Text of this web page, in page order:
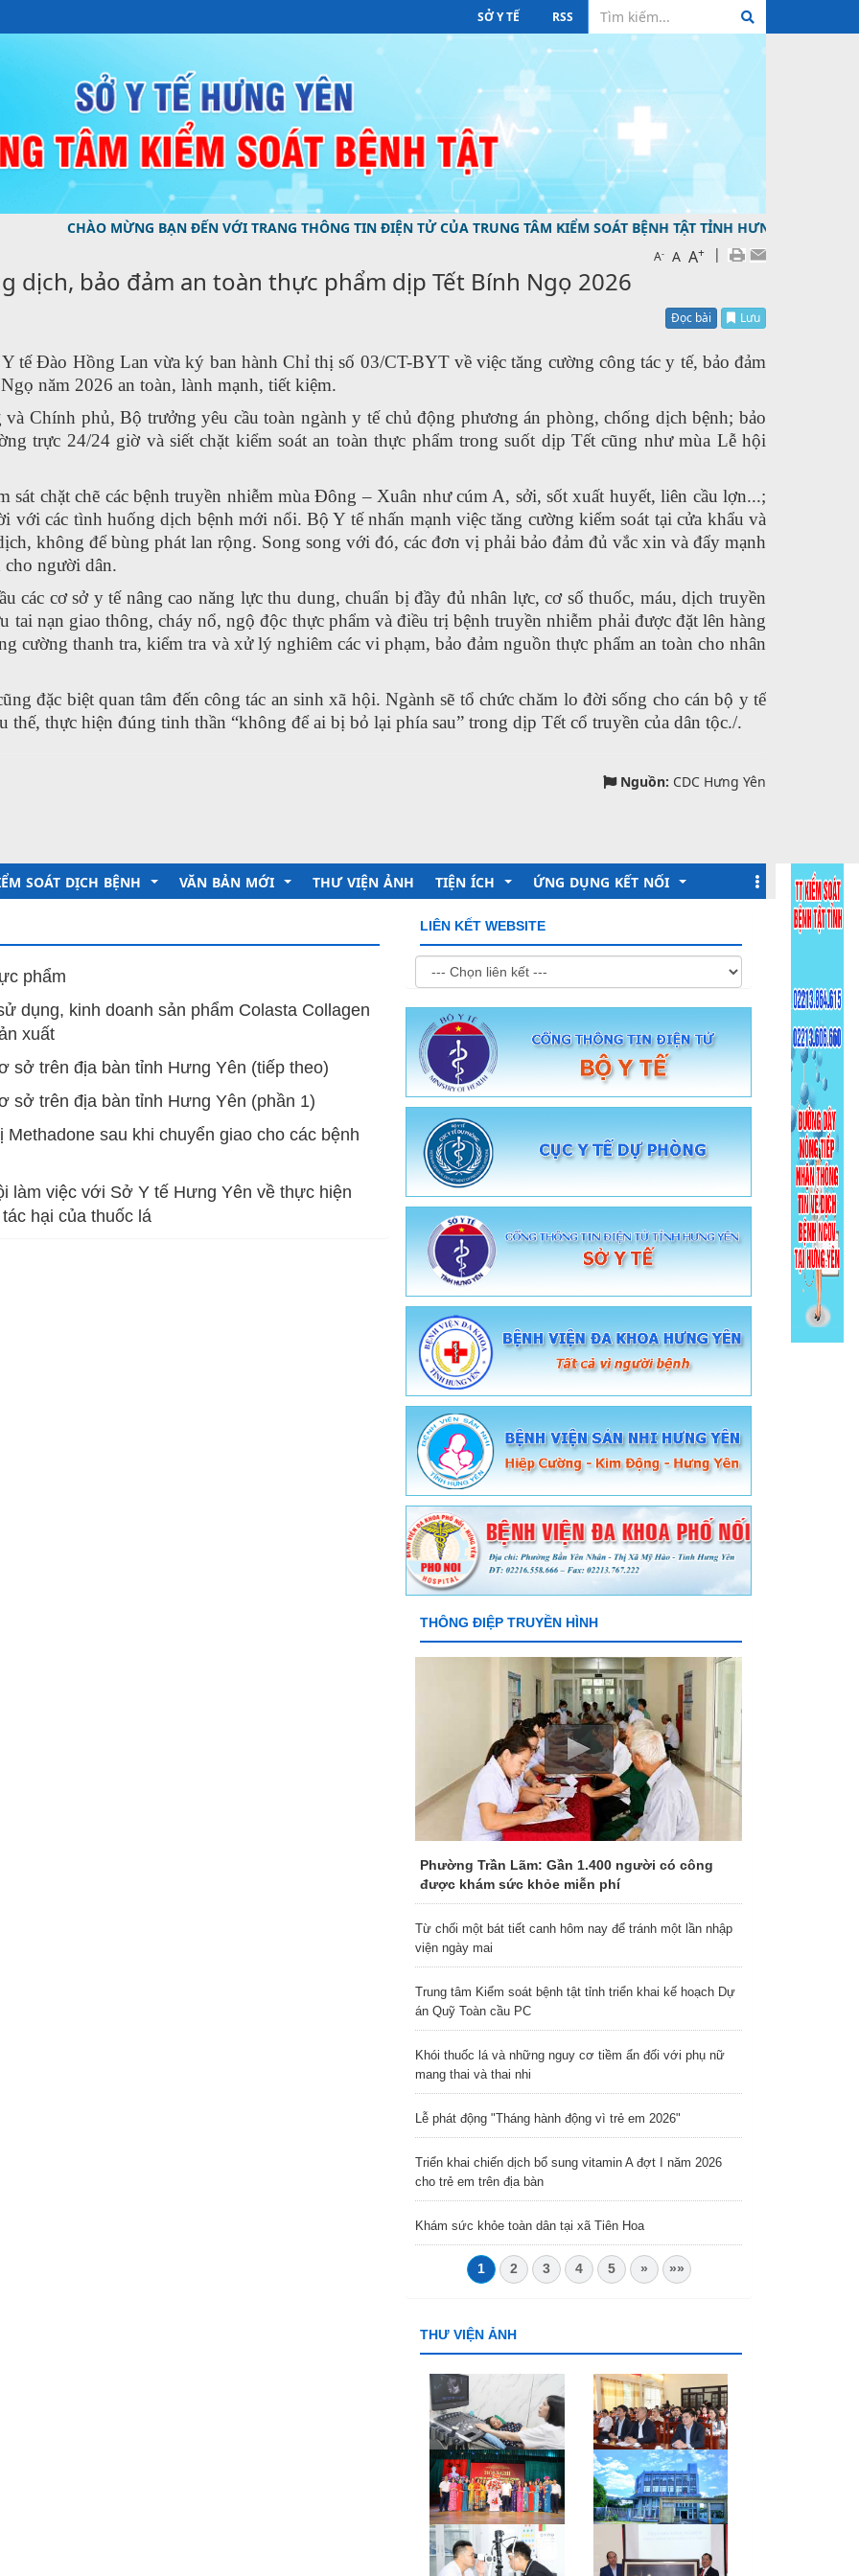
SỞ Y TẾ RSS
CHÀO MỪNG BẠN ĐẾN VỚI TRANG THÔNG TIN ĐIỆN TỬ CỦA TRUNG TÂM KIỂM SOÁT BỆNH TẬT TỈNH HƯNG YÊN
A- A A+ |
dịch, bảo đảm an toàn thực phẩm dịp Tết Bính Ngọ 2026
Đọc bài Lưu
tế Đào Hồng Lan vừa ký ban hành Chỉ thị số 03/CT-BYT về việc tăng cường công tác y tế, bảo đảm
năm 2026 an toàn, lành mạnh, tiết kiệm.
Chính phủ, Bộ trưởng yêu cầu toàn ngành y tế chủ động phương án phòng, chống dịch bệnh; bảo
trực 24/24 giờ và siết chặt kiểm soát an toàn thực phẩm trong suốt dịp Tết cũng như mùa Lễ hội
sát chặt chẽ các bệnh truyền nhiễm mùa Đông – Xuân như cúm A, sởi, sốt xuất huyết, liên cầu lợn...;
các tình huống dịch bệnh mới nổi. Bộ Y tế nhấn mạnh việc tăng cường kiểm soát tại cửa khẩu và
không để bùng phát lan rộng. Song song với đó, các đơn vị phải bảo đảm đủ vắc xin và đẩy mạnh
cho người dân.
các cơ sở y tế nâng cao năng lực thu dung, chuẩn bị đầy đủ nhân lực, cơ số thuốc, máu, dịch truyền
tai nạn giao thông, cháy nổ, ngộ độc thực phẩm và điều trị bệnh truyền nhiễm phải được đặt lên hàng
cường thanh tra, kiểm tra và xử lý nghiêm các vi phạm, bảo đảm nguồn thực phẩm an toàn cho nhân
đặc biệt quan tâm đến công tác an sinh xã hội. Ngành sẽ tổ chức chăm lo đời sống cho cán bộ y tế
thế, thực hiện đúng tinh thần “không để ai bị bỏ lại phía sau” trong dịp Tết cổ truyền của dân tộc./.
Nguồn: CDC Hưng Yên
- Tài Chính
chống bệnh truyền nhiễm
sinh sản
tịch Hồ chí minh
SOÁT DỊCH BỆNH
thông giáo dục sức khỏe
dưỡng - An toàn vệ sinh thực phẩm
chống dịch bệnh
dược cổ truyền
VĂN BẢN MỚI
Sở Y tế
THƯ VIỆN ẢNH TIỆN ÍCH
Lịch làm việc
Hỏi đáp Online
Dịch vụ tiêm chủng
Đăng ký lấy mẫu xét nghiệm
Cổng tra cứu sức khỏe toàn dân
Tra cứu thuốc
ỨNG DỤNG KẾT NỐI
Sức khỏe toàn dân
Tiêm chủng quốc gia
Hệ thống Methadone
Giám định Bảo hiểm y tế
phẩm
dụng, kinh doanh sản phẩm Colasta Collagen
xuất
sở trên địa bàn tỉnh Hưng Yên (tiếp theo)
sở trên địa bàn tỉnh Hưng Yên (phần 1)
sau khi chuyển giao cho các bệnh
làm việc với Sở Y tế Hưng Yên về thực hiện
hại của thuốc lá
LIÊN KẾT WEBSITE
THÔNG ĐIỆP TRUYỀN HÌNH
Phường Trần Lãm: Gần 1.400 người có công
được khám sức khỏe miễn phí
Từ chối một bát tiết canh hôm nay để tránh một lần nhập
viện ngày mai
Trung tâm Kiểm soát bệnh tật tỉnh triển khai kế hoạch Dự
án Quỹ Toàn cầu PC
Khói thuốc lá và những nguy cơ tiềm ẩn đối với phụ nữ
mang thai và thai nhi
Lễ phát động "Tháng hành động vì trẻ em 2026"
Triển khai chiến dịch bổ sung vitamin A đợt I năm 2026
cho trẻ em trên địa bàn
Khám sức khỏe toàn dân tại xã Tiên Hoa
1 2 3 4 5 » »»
THƯ VIỆN ẢNH